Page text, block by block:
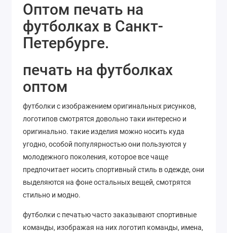
Оптом печать на
футболках в Санкт-
Петербурге.
печать на футболках
оптом
футболки с изображением оригинальных рисунков,
логотипов смотрятся довольно таки интересно и
оригинально. такие изделия можно носить куда
угодно, особой популярностью они пользуются у
молодежного поколения, которое все чаще
предпочитает носить спортивный стиль в одежде, они
выделяются на фоне остальных вещей, смотрятся
стильно и модно.
футболки с печатью часто заказывают спортивные
команды, изображая на них логотип команды, имена,